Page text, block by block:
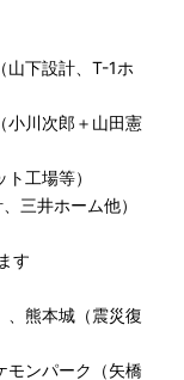
設計、T-1ホ
次郎＋山田憲
場等）
井ホーム他）
す
、熊本城（震災復
モンパーク（矢橋